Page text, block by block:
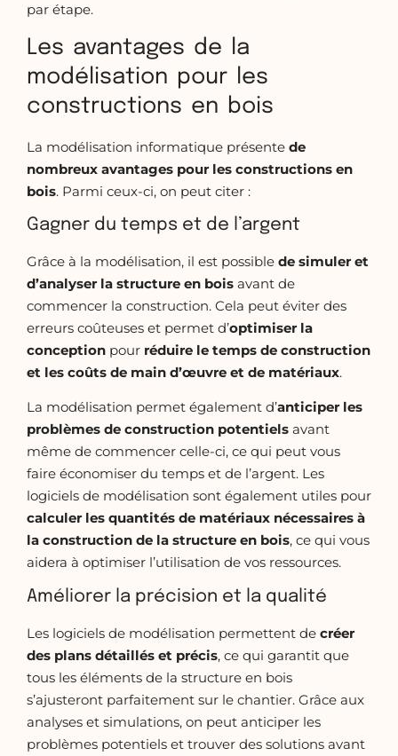
par étape.
Les avantages de la
modélisation pour les
constructions en bois
La modélisation informatique présente de
nombreux avantages pour les constructions en
bois. Parmi ceux-ci, on peut citer :
Gagner du temps et de l’argent
Grâce à la modélisation, il est possible de simuler et
d’analyser la structure en bois avant de
commencer la construction. Cela peut éviter des
erreurs coûteuses et permet d’optimiser la
conception pour réduire le temps de construction
et les coûts de main d’œuvre et de matériaux.
La modélisation permet également d’anticiper les
problèmes de construction potentiels avant
même de commencer celle-ci, ce qui peut vous
faire économiser du temps et de l’argent. Les
logiciels de modélisation sont également utiles pour
calculer les quantités de matériaux nécessaires à
la construction de la structure en bois, ce qui vous
aidera à optimiser l’utilisation de vos ressources.
Améliorer la précision et la qualité
Les logiciels de modélisation permettent de créer
des plans détaillés et précis, ce qui garantit que
tous les éléments de la structure en bois
s’ajusteront parfaitement sur le chantier. Grâce aux
analyses et simulations, on peut anticiper les
problèmes potentiels et trouver des solutions avant